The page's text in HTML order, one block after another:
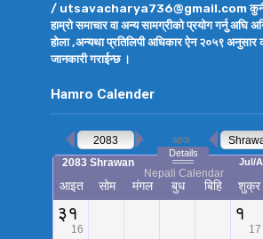
/ utsavacharya736@gmail.com कुनै
हाम्रो समाचार वा अन्य सामग्रीको प्रयोग गर्नु अघि
होला ,अन्यथा प्रतिलिपी अधिकार ऐन २०५९ अनुसार
जानकारी गराईन्छ ।
Hamro Calender